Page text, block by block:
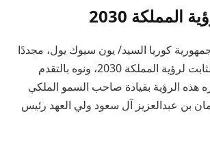
المملكة 2030
كوريا السيد/ يون سيوك يول، مجددًا
دعم حكومة بلاده الثابت لرؤية المملكة 2030، ونوه بالتقدم
هذه الرؤية بقيادة صاحب السمو الملكي
بن عبدالعزيز آل سعود ولي العهد رئيس